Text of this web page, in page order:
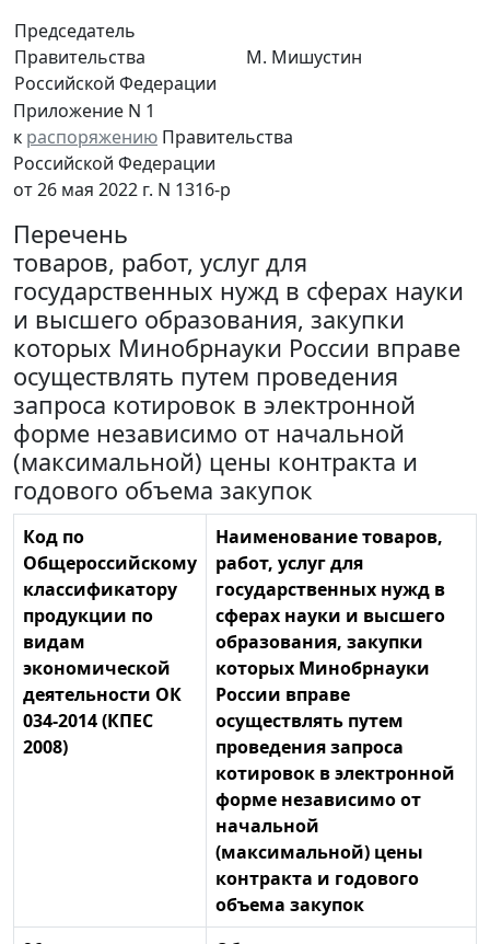
Председатель
Правительства
Российской Федерации
М. Мишустин
Приложение N 1
к распоряжению Правительства
Российской Федерации
от 26 мая 2022 г. N 1316-р
Перечень
товаров, работ, услуг для
государственных нужд в сферах науки
и высшего образования, закупки
которых Минобрнауки России вправе
осуществлять путем проведения
запроса котировок в электронной
форме независимо от начальной
(максимальной) цены контракта и
годового объема закупок
Код по
Общероссийскому
классификатору
продукции по
видам
экономической
деятельности ОК
034-2014 (КПЕС
2008)
Наименование товаров,
работ, услуг для
государственных нужд в
сферах науки и высшего
образования, закупки
которых Минобрнауки
России вправе
осуществлять путем
проведения запроса
котировок в электронной
форме независимо от
начальной
(максимальной) цены
контракта и годового
объема закупок